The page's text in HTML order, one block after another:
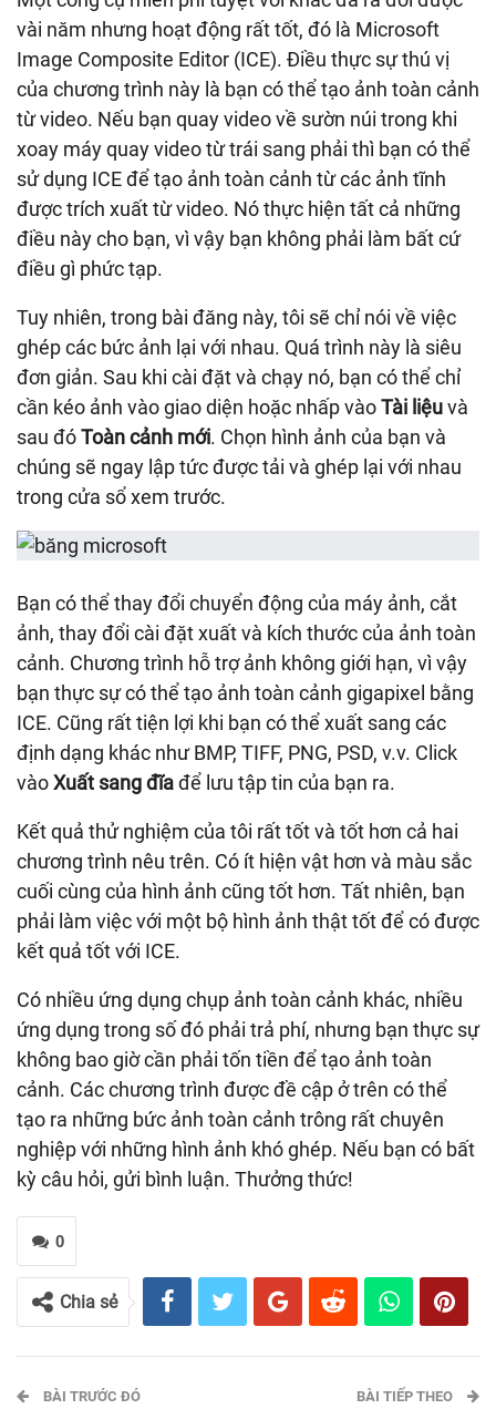
vài năm nhưng hoạt động rất tốt, đó là Microsoft
Image Composite Editor (ICE). Điều thực sự thú vị
của chương trình này là bạn có thể tạo ảnh toàn cảnh
từ video. Nếu bạn quay video về sườn núi trong khi
xoay máy quay video từ trái sang phải thì bạn có thể
sử dụng ICE để tạo ảnh toàn cảnh từ các ảnh tĩnh
được trích xuất từ ​​video. Nó thực hiện tất cả những
điều này cho bạn, vì vậy bạn không phải làm bất cứ
điều gì phức tạp.
Tuy nhiên, trong bài đăng này, tôi sẽ chỉ nói về việc
ghép các bức ảnh lại với nhau. Quá trình này là siêu
đơn giản. Sau khi cài đặt và chạy nó, bạn có thể chỉ
cần kéo ảnh vào giao diện hoặc nhấp vàoTài liệuvà
sau đóToàn cảnh mới. Chọn hình ảnh của bạn và
chúng sẽ ngay lập tức được tải và ghép lại với nhau
trong cửa sổ xem trước.
Bạn có thể thay đổi chuyển động của máy ảnh, cắt
ảnh, thay đổi cài đặt xuất và kích thước của ảnh toàn
cảnh. Chương trình hỗ trợ ảnh không giới hạn, vì vậy
bạn thực sự có thể tạo ảnh toàn cảnh gigapixel bằng
ICE. Cũng rất tiện lợi khi bạn có thể xuất sang các
định dạng khác như BMP, TIFF, PNG, PSD, v.v. Click
vàoXuất sang đĩađể lưu tập tin của bạn ra.
Kết quả thử nghiệm của tôi rất tốt và tốt hơn cả hai
chương trình nêu trên. Có ít hiện vật hơn và màu sắc
cuối cùng của hình ảnh cũng tốt hơn. Tất nhiên, bạn
phải làm việc với một bộ hình ảnh thật tốt để có được
kết quả tốt với ICE.
Có nhiều ứng dụng chụp ảnh toàn cảnh khác, nhiều
ứng dụng trong số đó phải trả phí, nhưng bạn thực sự
không bao giờ cần phải tốn tiền để tạo ảnh toàn
cảnh. Các chương trình được đề cập ở trên có thể
tạo ra những bức ảnh toàn cảnh trông rất chuyên
nghiệp với những hình ảnh khó ghép. Nếu bạn có bất
kỳ câu hỏi, gửi bình luận. Thưởng thức!
0
Chia sẻ
BÀI TRƯỚC ĐÓ BÀI TIẾP THEO